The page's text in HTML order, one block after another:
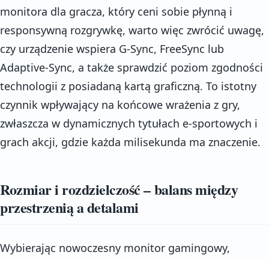
monitora dla gracza, który ceni sobie płynną i
responsywną rozgrywkę, warto więc zwrócić uwagę,
czy urządzenie wspiera G-Sync, FreeSync lub
Adaptive-Sync, a także sprawdzić poziom zgodności
technologii z posiadaną kartą graficzną. To istotny
czynnik wpływający na końcowe wrażenia z gry,
zwłaszcza w dynamicznych tytułach e-sportowych i
grach akcji, gdzie każda milisekunda ma znaczenie.
Rozmiar i rozdzielczość – balans między
przestrzenią a detalami
Wybierając nowoczesny monitor gamingowy,